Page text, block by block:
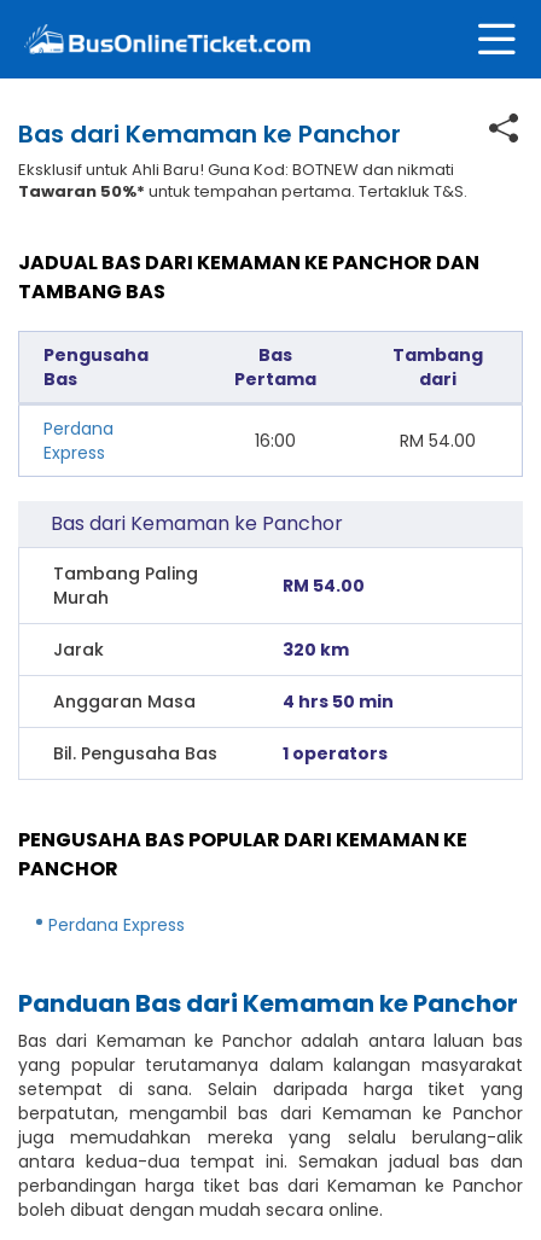
Bas dari Kemaman ke Panchor
Eksklusif untuk Ahli Baru! Guna Kod: BOTNEW dan nikmati
Tawaran 50%* untuk tempahan pertama. Tertakluk T&S.
JADUAL BAS DARI KEMAMAN KE PANCHOR DAN
TAMBANG BAS
Pengusaha
Bas
Bas
Pertama
Tambang
dari
Perdana
Express
16:00 RM 54.00
Bas dari Kemaman ke Panchor
Tambang Paling
Murah
RM 54.00
Jarak 320 km
Anggaran Masa 4 hrs 50 min
Bil. Pengusaha Bas 1 operators
PENGUSAHA BAS POPULAR DARI KEMAMAN KE
PANCHOR
Perdana Express
Panduan Bas dari Kemaman ke Panchor
Bas dari Kemaman ke Panchor adalah antara laluan bas
yang popular terutamanya dalam kalangan masyarakat
setempat di sana. Selain daripada harga tiket yang
berpatutan, mengambil bas dari Kemaman ke Panchor
juga memudahkan mereka yang selalu berulang-alik
antara kedua-dua tempat ini. Semakan jadual bas dan
perbandingan harga tiket bas dari Kemaman ke Panchor
boleh dibuat dengan mudah secara online.